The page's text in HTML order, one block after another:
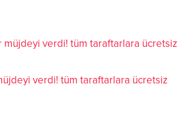
verdi! tüm taraftarlara ücretsiz